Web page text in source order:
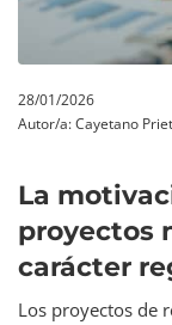
28/01/2026
Autor/a:Cayetano
La
proyectos
carácter
Los proyectos de